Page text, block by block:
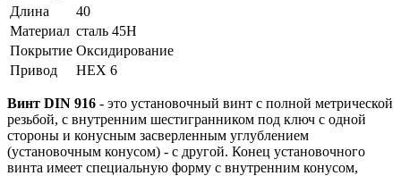
Длина
40
Материал сталь 45Н
Покрытие Оксидирование
Привод
HEX 6
Винт DIN 916 - это установочный винт с полной метрической
резьбой, с внутренним шестигранником под ключ с одной
стороны и конусным засверленным углублением
(установочным конусом) - с другой. Конец установочного
винта имеет специальную форму с внутренним конусом,